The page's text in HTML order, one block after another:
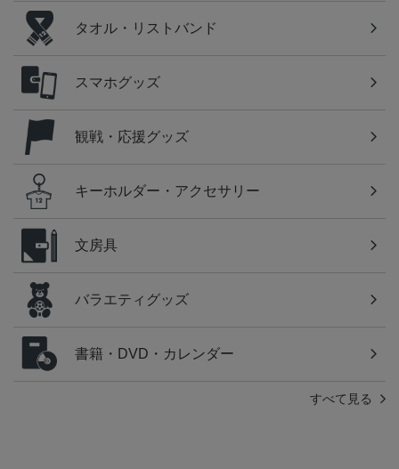
タオル・リストバンド
スマホグッズ
観戦・応援グッズ
キーホルダー・アクセサリー
文房具
バラエティグッズ
書籍・DVD・カレンダー
すべて見る